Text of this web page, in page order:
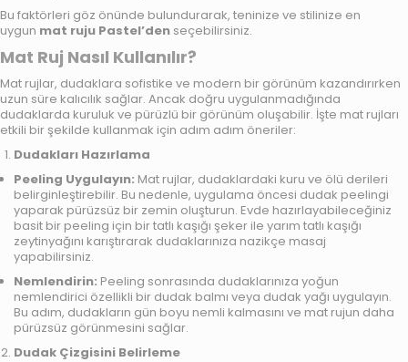
Bu faktörleri göz önünde bulundurarak, teninize ve stilinize en
uygun mat ruju Pastel’den seçebilirsiniz.
Mat Ruj Nasıl Kullanılır?
Mat rujlar, dudaklara sofistike ve modern bir görünüm kazandırırken
uzun süre kalıcılık sağlar. Ancak doğru uygulanmadığında
dudaklarda kuruluk ve pürüzlü bir görünüm oluşabilir. İşte mat rujları
etkili bir şekilde kullanmak için adım adım öneriler:
Dudakları Hazırlama
Peeling Uygulayın: Mat rujlar, dudaklardaki kuru ve ölü derileri
belirginleştirebilir. Bu nedenle, uygulama öncesi dudak peelingi
yaparak pürüzsüz bir zemin oluşturun. Evde hazırlayabileceğiniz
basit bir peeling için bir tatlı kaşığı şeker ile yarım tatlı kaşığı
zeytinyağını karıştırarak dudaklarınıza nazikçe masaj
yapabilirsiniz.
Nemlendirin: Peeling sonrasında dudaklarınıza yoğun
nemlendirici özellikli bir dudak balmı veya dudak yağı uygulayın.
Bu adım, dudakların gün boyu nemli kalmasını ve mat rujun daha
pürüzsüz görünmesini sağlar.
Dudak Çizgisini Belirleme